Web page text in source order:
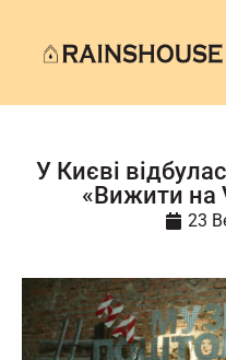
У Києві
«Вижити на
23